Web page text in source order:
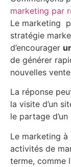
marketing par
Le marketing
stratégie
d’encourager
de générer
nouvelles
La réponse
la visite d’un
le partage
Le marketing à
activités de
terme, comme